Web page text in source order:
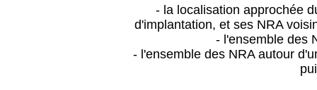
- la localisation approchée
d'implantation, et ses NRA
- l'ensemble des
- l'ensemble des NRA autour